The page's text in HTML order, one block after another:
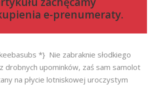
e-prenumeraty.
*} Nie zabraknie słodkiego
drobnych upominków, zaś sam samolot
na płycie lotniskowej uroczystym